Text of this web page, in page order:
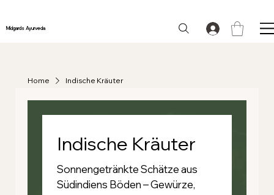
Midgards Ayurveda
Home Indische Kräuter
Indische Kräuter
Sonnengetränkte Schätze aus
Südindiens Böden – Gewürze,